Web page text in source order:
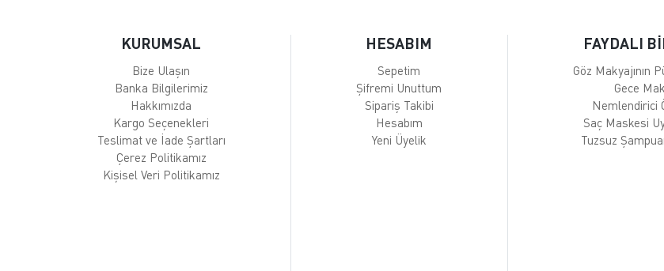
KURUMSAL
Bize Ulaşın
Banka Bilgilerimiz
Hakkımızda
Kargo Seçenekleri
Teslimat ve İade Şartları
Çerez Politikamız
Kişisel Veri Politikamız
HESABIM
Sepetim
Şifremi Unuttum
Sipariş Takibi
Hesabım
Yeni Üyelik
FAYDALI
Göz Makyajının
Gece
Nemlendirici
Saç Maskesi
Tuzsuz